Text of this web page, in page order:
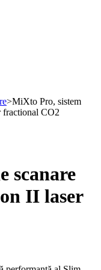
>MiXto Pro, sistem
fractional CO2
scanare
II laser